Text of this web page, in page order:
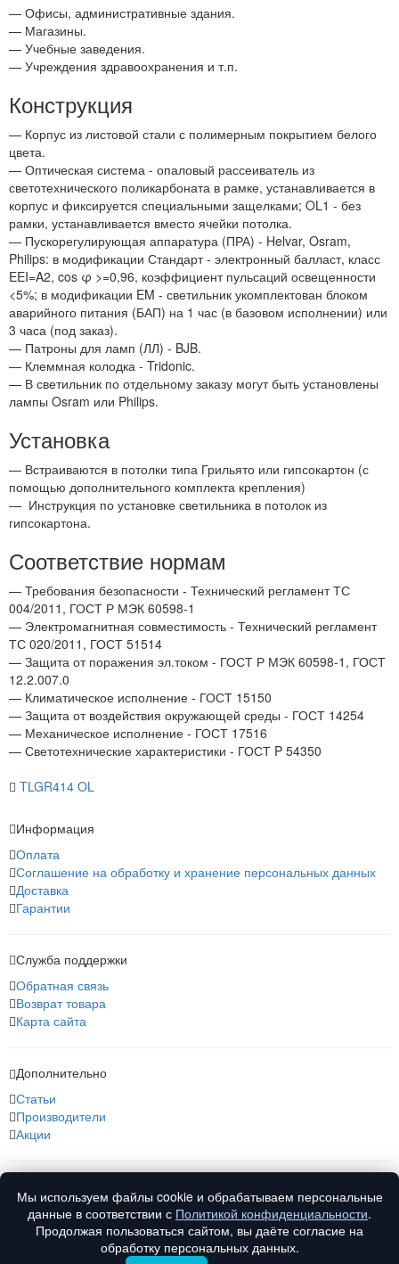
— Офисы, административные здания.
— Магазины.
— Учебные заведения.
— Учреждения здравоохранения и т.п.
Конструкция
— Корпус из листовой стали с полимерным покрытием белого
цвета.
— Оптическая система - опаловый рассеиватель из
светотехнического поликарбоната в рамке, устанавливается в
корпус и фиксируется специальными защелками; OL1 - без
рамки, устанавливается вместо ячейки потолка.
— Пускорегулирующая аппаратура (ПРА) - Helvar, Osram,
Philips: в модификации Стандарт - электронный балласт, класс
EEI=A2, cos φ >=0,96, коэффициент пульсаций освещенности
<5%; в модификации EM - светильник укомплектован блоком
аварийного питания (БАП) на 1 час (в базовом исполнении) или
3 часа (под заказ).
— Патроны для ламп (ЛЛ) - BJB.
— Клеммная колодка - Tridonic.
— В светильник по отдельному заказу могут быть установлены
лампы Osram или Philips.
Установка
— Встраиваются в потолки типа Грильято или гипсокартон (с
помощью дополнительного комплекта крепления)
— Инструкция по установке светильника в потолок из
гипсокартона.
Соответствие нормам
— Требования безопасности - Технический регламент ТС
004/2011, ГОСТ Р МЭК 60598-1
— Электромагнитная совместимость - Технический регламент
ТС 020/2011, ГОСТ 51514
— Защита от поражения эл.током - ГОСТ Р МЭК 60598-1, ГОСТ
12.2.007.0
— Климатическое исполнение - ГОСТ 15150
— Защита от воздействия окружающей среды - ГОСТ 14254
— Механическое исполнение - ГОСТ 17516
— Светотехнические характеристики - ГОСТ P 54350
TLGR414 OL
Информация
Оплата
Соглашение на обработку и хранение персональных данных
Доставка
Гарантии
Служба поддержки
Обратная связь
Возврат товара
Карта сайта
Дополнительно
Статьи
Производители
Акции
О компании
Контакты
Мы используем файлы cookie и обрабатываем персональные
данные в соответствии с Политикой конфиденциальности.
Продолжая пользоваться сайтом, вы даёте согласие на
обработку персональных данных.